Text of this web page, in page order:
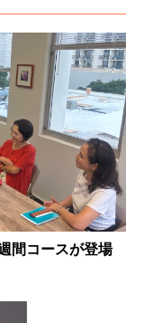
間コースが登場